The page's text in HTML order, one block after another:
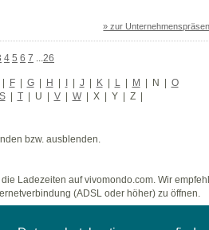
» zur
4 5 6 7 26
| F | G | H | I | J | K | L | M | N | O
| T | U | V | W | X | Y | Z |
bzw. ausblenden.
Ladezeiten auf vivomondo.com. Wir
(ADSL oder höher) zu öffnen.